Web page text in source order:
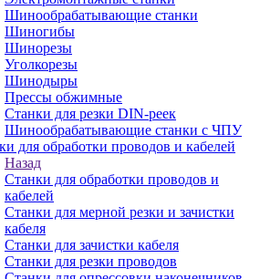
Шинообрабатывающие станки
Шиногибы
Шинорезы
Уголкорезы
Шинодыры
Прессы обжимные
Станки для резки DIN-реек
Шинообрабатывающие станки с ЧПУ
для обработки проводов и кабелей
Назад
Станки для обработки проводов и
кабелей
Станки для мерной резки и зачистки
кабеля
Станки для зачистки кабеля
Станки для резки проводов